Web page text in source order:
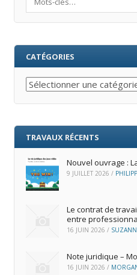
CATÉGORIES
Catégories
TRAVAUX RÉCENTS
Nouvel ouvrage :
9 JUILLET 2026 /
Le contrat de
entre
16 JUIN 2026 /
Note juridique –
16 JUIN 2026 /